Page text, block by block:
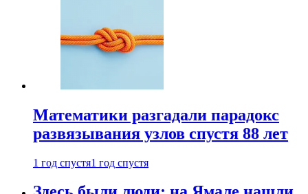
Математики разгадали парадокс
развязывания узлов спустя 88 лет
1 год спустя1 год спустя